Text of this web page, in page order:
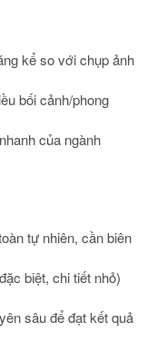
kể so với chụp ảnh
bối cảnh/phong
của ngành
tự nhiên, cần biên
biệt, chi tiết nhỏ)
sâu để đạt kết quả